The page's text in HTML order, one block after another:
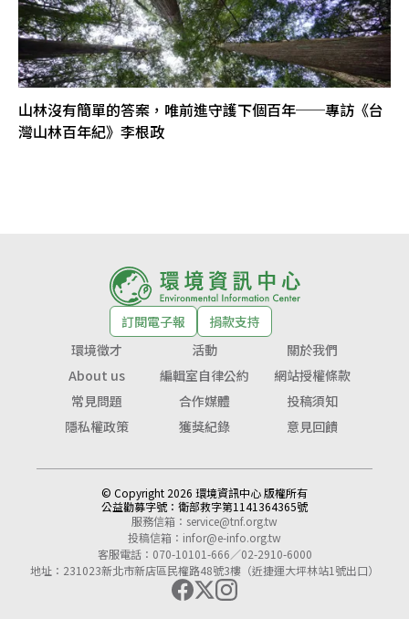
山林沒有簡單的答案，唯前進守護下個百年──專訪《台
灣山林百年紀》李根政
訂閱電子報
捐款支持
環境徵才
活動
關於我們
About us
編輯室自律公約
網站授權條款
常見問題
合作媒體
投稿須知
隱私權政策
獲獎紀錄 意見回饋
© Copyright 2026 環境資訊中心 版權所有
公益勸募字號： 衛部救字第1141364365號
服務信箱： service@tnf.org.tw
投稿信箱： infor@e-info.org.tw
客服電話：070-10101-666／02-2910-6000
地址：231023新北市新店區民權路48號3樓（近捷運大坪林站1號出口）